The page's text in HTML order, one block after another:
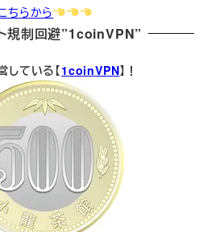
ちらから
規制回避”1coinVPN”
している【1coinVPN】！